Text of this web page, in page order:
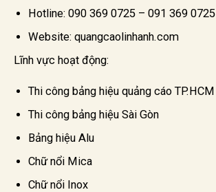
Hotline: 090 369 0725 – 091 369 0725
Website: quangcaolinhanh.com
Lĩnh vực hoạt động:
Thi công bảng hiệu quảng cáo TP.HCM
Thi công bảng hiệu Sài Gòn
Bảng hiệu Alu
Chữ nổi Mica
Chữ nổi Inox